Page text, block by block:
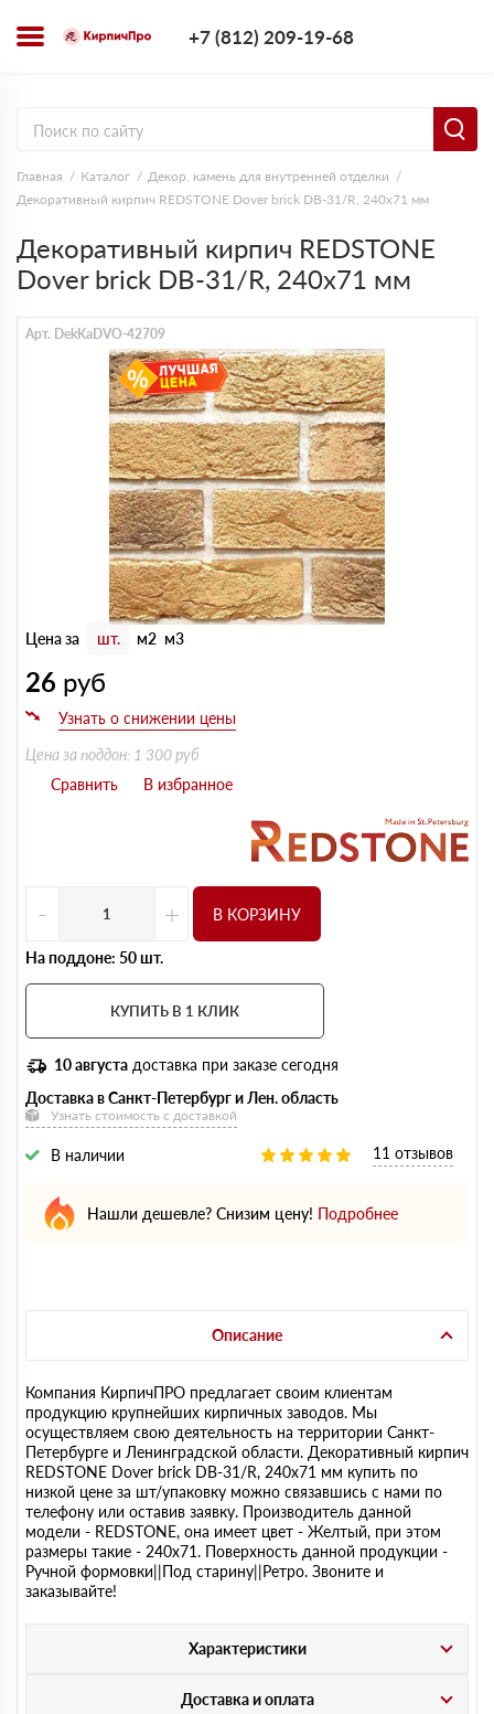
+7 (812) 209-19-68
Главная Каталог
Декор. камень для внутренней отделки
Декоративный кирпич REDSTONE Dover brick DB-31/R, 240х71 мм
Декоративный кирпич REDSTONE
Dover brick DB-31/R, 240х71 мм
Арт. DekKaDVO-42709
Цена за шт. м2 м3
26 руб
Цена за поддон: 1 300 руб
- + В КОРЗИНУ
На поддоне: 50 шт.
КУПИТЬ В 1 КЛИК
10 августа доставка при заказе сегодня
Доставка в Санкт-Петербург и Лен. область
Узнать стоимость с доставкой
В наличии 11 отзывов
Нашли дешевле? Снизим цену! Подробнее
Описание
Компания КирпичПРО предлагает своим клиентам
продукцию крупнейших кирпичных заводов. Мы
осуществляем свою деятельность на территории Санкт-
Петербурге и Ленинградской области. Декоративный кирпич
REDSTONE Dover brick DB-31/R, 240х71 мм купить по
низкой цене за шт/упаковку можно связавшись с нами по
телефону или оставив заявку. Производитель данной
модели - REDSTONE, она имеет цвет - Желтый, при этом
размеры такие - 240х71. Поверхность данной продукции -
Ручной формовки||Под старину||Ретро. Звоните и
заказывайте!
Характеристики
Доставка и оплата